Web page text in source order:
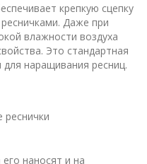
крепкую сцепку
Даже при
влажности воздуха
Это стандартная
для наращивания ресниц.
наносят и на